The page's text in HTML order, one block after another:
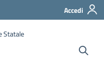
Accedi
Statale